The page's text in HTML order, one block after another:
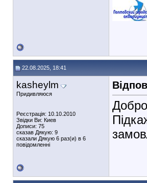
22.08.2025, 18:41
kasheylm
Придивляюся
Реєстрація: 10.10.2010
Звідки Ви: Киев
Дописи: 75
сказав Дякую: 9
сказали Дякую 6 раз(и) в 6
повідомленні